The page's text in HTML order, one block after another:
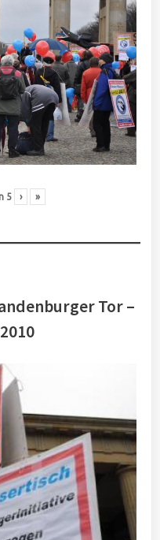
5 › »
Tor –